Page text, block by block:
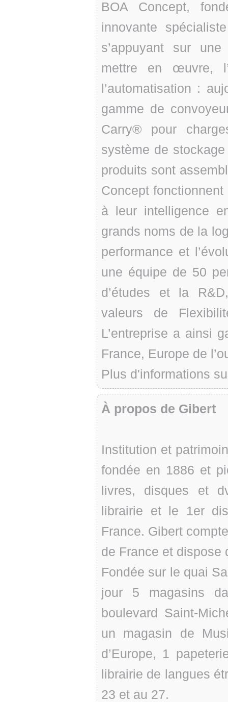
BOA Concept,
innovante
s’appuyant sur
mettre en œuvre,
l’automatisation :
gamme de
Carry® pour
système de
produits sont
Concept
à leur intelligence
grands noms de la
performance et
une équipe de 50
d’études et la
valeurs de
L’entreprise a ainsi
France, Europe de
Plus d'informations
À propos de Gibert
Institution et
fondée en 1886 et
livres, disques et
librairie et le 1er
France. Gibert
de France et dispose
Fondée sur le quai
jour 5 magasins
boulevard Saint-
un magasin de
d’Europe, 1
librairie de langues
23 et au 27.